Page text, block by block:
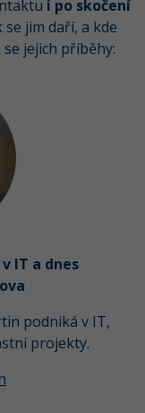
i po skočení
jim daří, a kde
jejich příběhy:
IT a dnes
podniká v IT,
projekty.